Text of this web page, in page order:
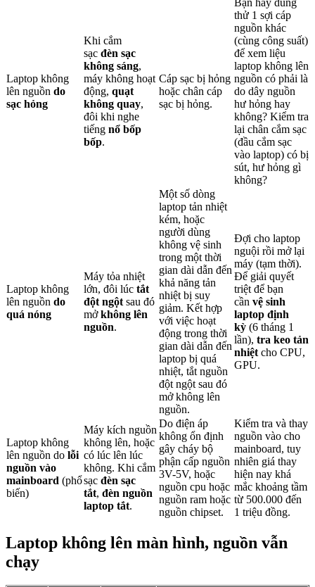
Laptop không
lên nguồn do
sạc hỏng
Khi cắm
sạc đèn sạc
không sáng,
máy không hoạt
động, quạt
không quay,
đôi khi nghe
tiếng nổ bốp
bốp.
Cáp sạc bị hỏng
hoặc chân cáp
sạc bị hỏng.
thử 1 sợi cáp
nguồn khác
(cùng công suất)
để xem liệu
laptop không lên
nguồn có phải là
do dây nguồn
hư hỏng hay
không? Kiểm tra
lại chân cắm sạc
(đầu cắm sạc
vào laptop) có bị
sút, hư hỏng gì
không?
Laptop không
lên nguồn do
quá nóng
Máy tỏa nhiệt
lớn, đôi lúc tắt
đột ngột sau đó
mởkhông lên
nguồn.
Một số dòng
laptop tản nhiệt
kém, hoặc
người dùng
không vệ sinh
trong một thời
gian dài dẫn đến
khả năng tản
nhiệt bị suy
giảm. Kết hợp
với việc hoạt
động trong thời
gian dài dẫn đến
laptop bị quá
nhiệt, tắt nguồn
đột ngột sau đó
mở không lên
nguồn.
Đợi cho laptop
nguội rồi mở lại
máy (tạm thời).
Để giải quyết
triệt để bạn
cần vệ sinh
laptop định
kỳ (6 tháng 1
lần), tra keo tản
nhiệt cho CPU,
GPU.
Laptop không
lên nguồn do lỗi
nguồn vào
mainboard (phổ
biến)
Máy kích nguồn
không lên, hoặc
có lúc lên lúc
không. Khi cắm
sạc đèn sạc
tắt, đèn nguồn
laptop tắt.
Do điện áp
không ổn định
gây cháy bộ
phận cấp nguồn
3V-5V, hoặc
nguồn cpu hoặc
nguồn ram hoặc
nguồn chipset.
Kiểm tra và thay
nguồn vào cho
mainboard, tuy
nhiên giá thay
hiện nay khá
mắc khoảng tầm
từ 500.000 đến
1 triệu đồng.
Laptop không lên màn hình, nguồn vẫn
chạy